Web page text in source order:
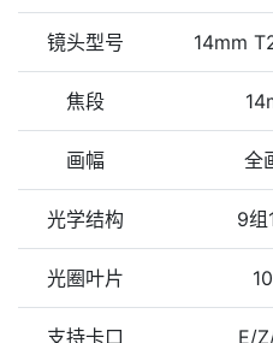
镜头型号 14mm
焦段
画幅 全
光学结构 9组
光圈叶片
支持卡口 E/